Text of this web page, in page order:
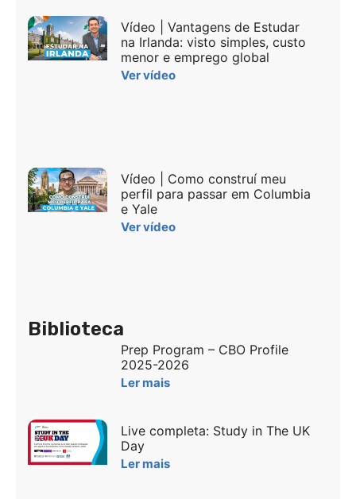
Vídeo | Vantagens de Estudar
na Irlanda: visto simples, custo
menor e emprego global
Ver vídeo
Vídeo | Como construí meu
perfil para passar em Columbia
e Yale
Ver vídeo
Biblioteca
Prep Program – CBO Profile
2025-2026
Ler mais
Live completa: Study in The UK
Day
Ler mais